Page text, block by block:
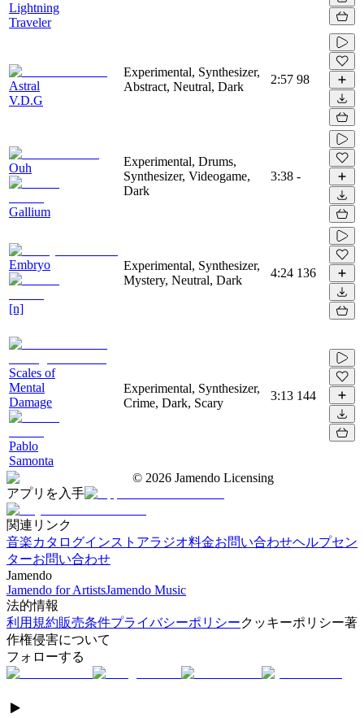
Lightning
Traveler
Astral
V.D.G
Experimental, Synthesizer,
Abstract, Neutral, Dark
2:57 98
Ouh
Gallium
Experimental, Drums,
Synthesizer, Videogame,
Dark
3:38 -
Embryo
[n]
Experimental, Synthesizer,
Mystery, Neutral, Dark
4:24 136
Scales of
Mental
Damage
Pablo
Samonta
Experimental, Synthesizer,
Crime, Dark, Scary
3:13 144
© 2026 Jamendo Licensing
アプリを入手
関連リンク
音楽カタログインストアラジオ料金お問い合わせヘルプセン
ターお問い合わせ
Jamendo
Jamendo for ArtistsJamendo Music
法的情報
利用規約販売条件プライバシーポリシークッキーポリシー著
作権侵害について
フォローする